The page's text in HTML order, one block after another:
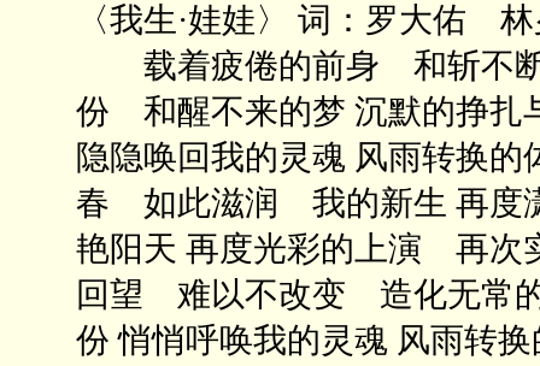
〈我生·娃娃〉 词：罗大佑
载着疲倦的前身 和斩不断
份 和醒不来的梦 沉默的挣扎
隐隐唤回我的灵魂 风雨转换
春 如此滋润 我的新生 再度
艳阳天 再度光彩的上演 再次
回望 难以不改变 造化无常
份 悄悄呼唤我的灵魂 风雨转